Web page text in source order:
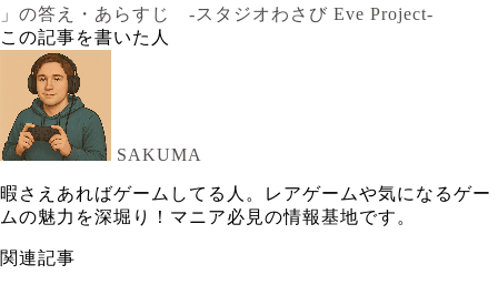
」の答え・あらすじ -スタジオわさび Eve Project-
この記事を書いた人
SAKUMA
暇さえあればゲームしてる人。レアゲームや気になるゲー
ムの魅力を深堀り！マニア必見の情報基地です。
関連記事